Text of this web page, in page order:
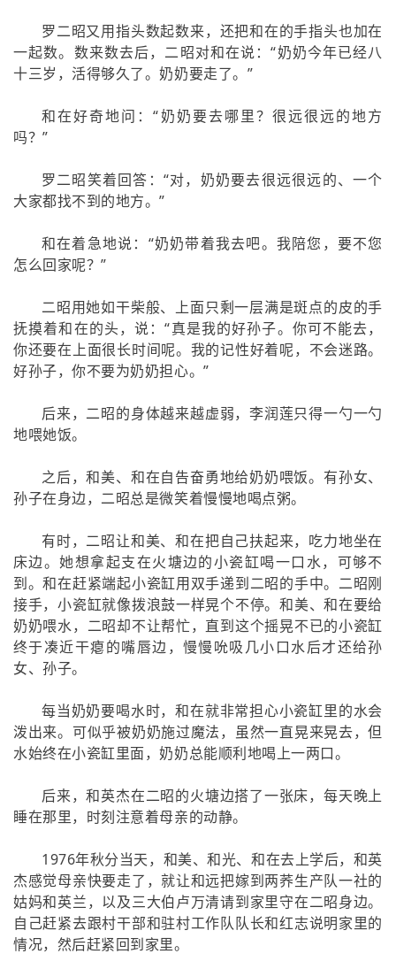
罗二昭又用指头数起数来，还把和在的手指头也加在
一起数。数来数去后，二昭对和在说：“奶奶今年已经八
十三岁，活得够久了。奶奶要走了。”
和在好奇地问：“奶奶要去哪里？很远很远的地方
吗？”
罗二昭笑着回答：“对，奶奶要去很远很远的、一个
大家都找不到的地方。”
和在着急地说：“奶奶带着我去吧。我陪您，要不您
怎么回家呢？”
二昭用她如干柴般、上面只剩一层满是斑点的皮的手
抚摸着和在的头，说：“真是我的好孙子。你可不能去，
你还要在上面很长时间呢。我的记性好着呢，不会迷路。
好孙子，你不要为奶奶担心。”
后来，二昭的身体越来越虚弱，李润莲只得一勺一勺
地喂她饭。
之后，和美、和在自告奋勇地给奶奶喂饭。有孙女、
孙子在身边，二昭总是微笑着慢慢地喝点粥。
有时，二昭让和美、和在把自己扶起来，吃力地坐在
床边。她想拿起支在火塘边的小瓷缸喝一口水，可够不
到。和在赶紧端起小瓷缸用双手递到二昭的手中。二昭刚
接手，小瓷缸就像拨浪鼓一样晃个不停。和美、和在要给
奶奶喂水，二昭却不让帮忙，直到这个摇晃不已的小瓷缸
终于凑近干瘪的嘴唇边，慢慢吮吸几小口水后才还给孙
女、孙子。
每当奶奶要喝水时，和在就非常担心小瓷缸里的水会
泼出来。可似乎被奶奶施过魔法，虽然一直晃来晃去，但
水始终在小瓷缸里面，奶奶总能顺利地喝上一两口。
后来，和英杰在二昭的火塘边搭了一张床，每天晚上
睡在那里，时刻注意着母亲的动静。
1976年秋分当天，和美、和光、和在去上学后，和英
杰感觉母亲快要走了，就让和远把嫁到两荞生产队一社的
姑妈和英兰，以及三大伯卢万清请到家里守在二昭身边。
自己赶紧去跟村干部和驻村工作队队长和红志说明家里的
情况，然后赶紧回到家里。